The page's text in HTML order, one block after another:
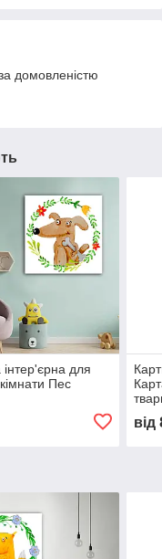
домовленістю
інтер'єрна для
Пес
від